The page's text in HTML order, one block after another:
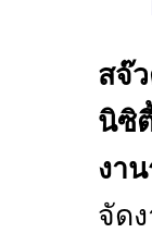
สจ๊
นิซิ
งา
จัด